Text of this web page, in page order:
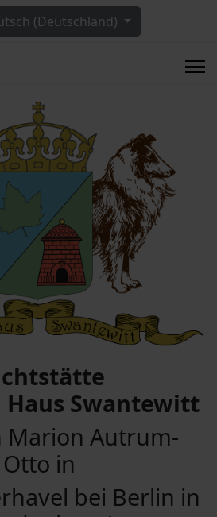
(Deutschland)
Haus Swantewitt
Marion Autrum-
Otto in
bei Berlin in